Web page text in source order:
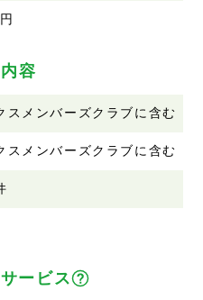
容
スメンバーズクラブに含む
スメンバーズクラブに含む
ービス